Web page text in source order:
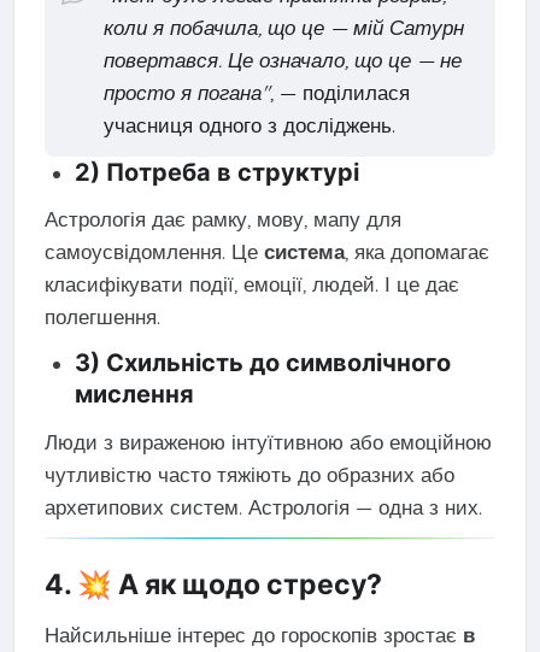
коли я побачила, що це — мій Сатурн
повертався. Це означало, що це — не
просто я погана", — поділилася
учасниця одного з досліджень.
2) Потреба в структурі
Астрологія дає рамку, мову, мапу для
самоусвідомлення. Це система, яка допомагає
класифікувати події, емоції, людей. І це дає
полегшення.
3) Схильність до символічного
мислення
Люди з вираженою інтуїтивною або емоційною
чутливістю часто тяжіють до образних або
архетипових систем. Астрологія — одна з них.
4. 💥 А як щодо стресу?
Найсильніше інтерес до гороскопів зростає в